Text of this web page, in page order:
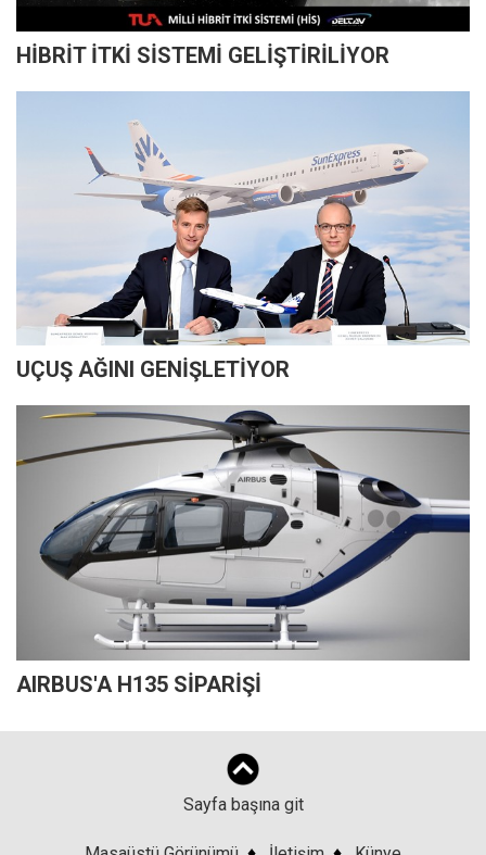
HİBRİT İTKİ SİSTEMİ GELİŞTİRİLİYOR
UÇUŞ AĞINI GENİŞLETİYOR
AIRBUS'A H135 SİPARİŞİ
Sayfa başına git